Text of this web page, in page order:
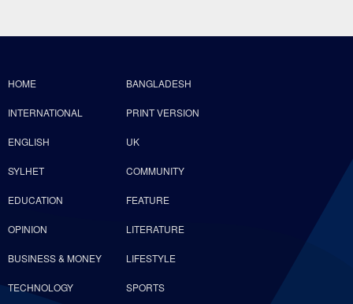
HOME BANGLADESH
INTERNATIONAL PRINT VERSION
ENGLISH UK
SYLHET COMMUNITY
EDUCATION FEATURE
OPINION LITERATURE
BUSINESS & MONEY LIFESTYLE
TECHNOLOGY SPORTS